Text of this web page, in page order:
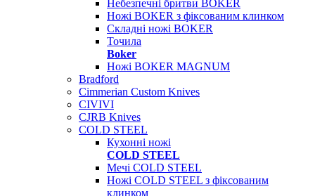
Небезпечні бритви BOKER
Ножі BOKER з фіксованим клинком
Складні ножі BOKER
Точила
Boker
Ножі BOKER MAGNUM
Bradford
Cimmerian Custom Knives
CIVIVI
CJRB Knives
COLD STEEL
Кухонні ножі
COLD STEEL
Мечі COLD STEEL
Ножі COLD STEEL з фіксованим
клинком